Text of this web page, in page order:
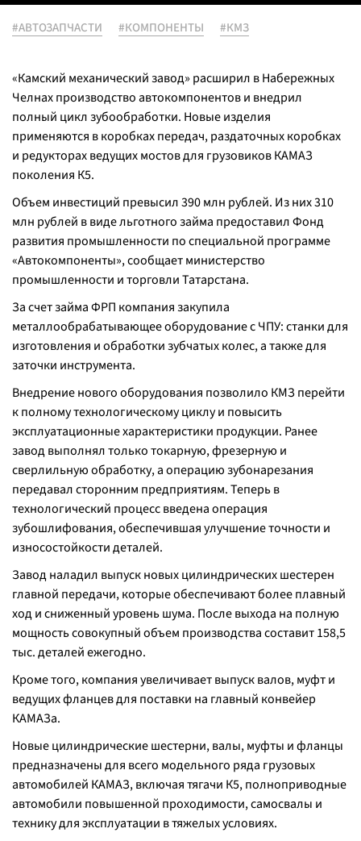
#АВТОЗАПЧАСТИ #КОМПОНЕНТЫ #КМЗ
«Камский механический завод» расширил в Набережных
Челнах производство автокомпонентов и внедрил
полный цикл зубообработки. Новые изделия
применяются в коробках передач, раздаточных коробках
и редукторах ведущих мостов для грузовиков КАМАЗ
поколения К5.
Объем инвестиций превысил 390 млн рублей. Из них 310
млн рублей в виде льготного займа предоставил Фонд
развития промышленности по специальной программе
«Автокомпоненты», сообщает министерство
промышленности и торговли Татарстана.
За счет займа ФРП компания закупила
металлообрабатывающее оборудование с ЧПУ: станки для
изготовления и обработки зубчатых колес, а также для
заточки инструмента.
Внедрение нового оборудования позволило КМЗ перейти
к полному технологическому циклу и повысить
эксплуатационные характеристики продукции. Ранее
завод выполнял только токарную, фрезерную и
сверлильную обработку, а операцию зубонарезания
передавал сторонним предприятиям. Теперь в
технологический процесс введена операция
зубошлифования, обеспечившая улучшение точности и
износостойкости деталей.
Завод наладил выпуск новых цилиндрических шестерен
главной передачи, которые обеспечивают более плавный
ход и сниженный уровень шума. После выхода на полную
мощность совокупный объем производства составит 158,5
тыс. деталей ежегодно.
Кроме того, компания увеличивает выпуск валов, муфт и
ведущих фланцев для поставки на главный конвейер
КАМАЗа.
Новые цилиндрические шестерни, валы, муфты и фланцы
предназначены для всего модельного ряда грузовых
автомобилей КАМАЗ, включая тягачи К5, полноприводные
автомобили повышенной проходимости, самосвалы и
технику для эксплуатации в тяжелых условиях.